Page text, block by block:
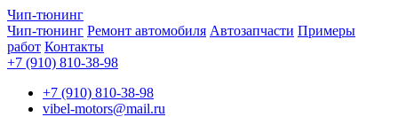
Чип-тюнинг
Чип-тюнинг Ремонт автомобиля Автозапчасти Примеры
работ Контакты
+7 (910) 810-38-98
+7 (910) 810-38-98
vibel-motors@mail.ru